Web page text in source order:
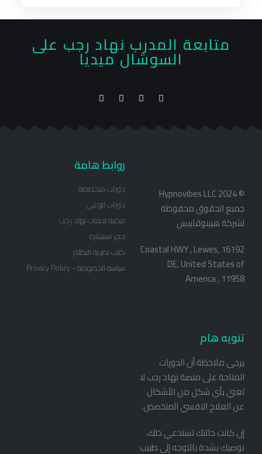
متابعة المدرب نهاد رجب على
السوشال ميديا
© Hypnovibes LLC 2024
جميع الحقوق محفوظة
لشركة هيبنوڤايبس
16192 Coastal HWY , Lewes,
DE, United States of
America , 11958
روابط هامة
دورات متخصصة
دورات الوعي
مكتبة لايفات نهاد رجب
حجز استشارة
كتاب نظرية النظام
سياسة الخصوصة - Privacy Policy
تنويه هام
يرجى ملاحظة أن الدورات
المتاحة على منصة نهاد رجب لا
تغني بأي شكل من الأشكال
عن العلاج النفسي المتخصص.
إن كانت حالتك تستدعي ذلك،
نوصيك بشدة بالتوجه إلى طبيب